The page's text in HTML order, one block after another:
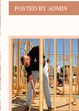
POSTED BY ADMIN